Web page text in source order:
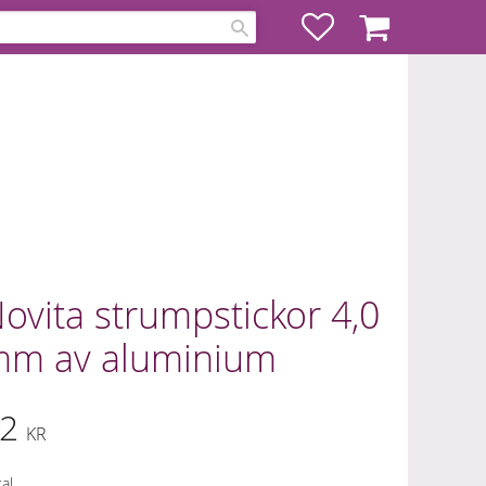
FavoriterKundvagn
strumpstickor 4,0
av aluminium
KR